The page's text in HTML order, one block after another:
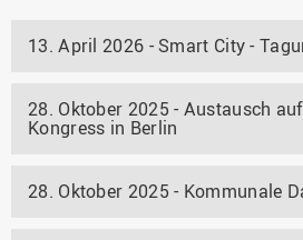
13. April 2026 - Smart City -
28. Oktober 2025 - Austausch
Kongress in Berlin
28. Oktober 2025 - Kommunale